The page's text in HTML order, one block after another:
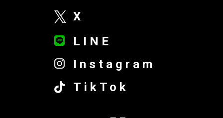
X
LINE
Instagram
TikTok